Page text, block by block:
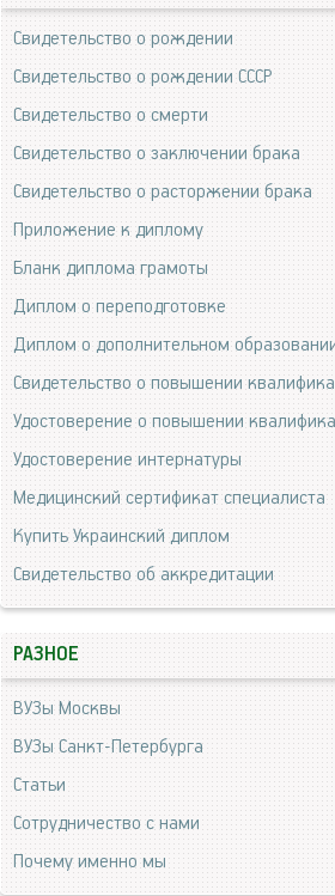
Свидетельство о рождении
Свидетельство о рождении СССР
Свидетельство о смерти
Свидетельство о заключении брака
Свидетельство о расторжении брака
Приложение к диплому
Бланк диплома грамоты
Диплом о переподготовке
Диплом о дополнительном
Свидетельство о повышении
Удостоверение о повышении
Удостоверение интернатуры
Медицинский сертификат специалиста
Купить Украинский диплом
Свидетельство об аккредитации
РАЗНОЕ
ВУЗы Москвы
ВУЗы Санкт-Петербурга
Статьи
Сотрудничество с нами
Почему именно мы